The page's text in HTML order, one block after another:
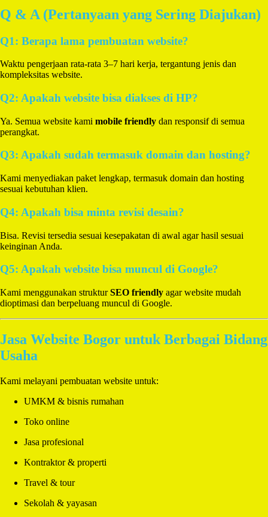
Q & A (Pertanyaan yang Sering Diajukan)
Q1: Berapa lama pembuatan website?
Waktu pengerjaan rata-rata 3–7 hari kerja, tergantung jenis dan
kompleksitas website.
Q2: Apakah website bisa diakses di HP?
Ya. Semua website kami mobile friendly dan responsif di semua
perangkat.
Q3: Apakah sudah termasuk domain dan hosting?
Kami menyediakan paket lengkap, termasuk domain dan hosting
sesuai kebutuhan klien.
Q4: Apakah bisa minta revisi desain?
Bisa. Revisi tersedia sesuai kesepakatan di awal agar hasil sesuai
keinginan Anda.
Q5: Apakah website bisa muncul di Google?
Kami menggunakan strukturSEO friendly agar website mudah
dioptimasi dan berpeluang muncul di Google.
Jasa Website Bogor untuk Berbagai Bidang
Usaha
Kami melayani pembuatan website untuk:
UMKM & bisnis rumahan
Toko online
Jasa profesional
Kontraktor & properti
Travel & tour
Sekolah & yayasan